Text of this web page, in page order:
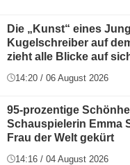
Die „Kunst“ eines
Kugelschreiber auf
zieht alle Blicke auf
14:20 / 06 August 2026
95-prozentige
Schauspielerin Emma
Frau der Welt gekürt
14:16 / 04 August 2026